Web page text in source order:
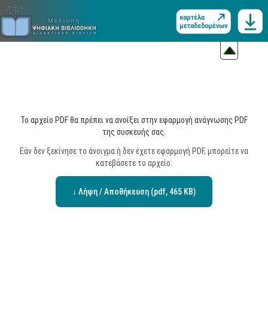
Το αρχείο PDF θα πρέπει να ανοίξει στην εφαρμογή ανάγνωσης PDF
της συσκευής σας.
Εάν δεν ξεκίνησε το άνοιγμα ή δεν έχετε εφαρμογή PDF, μπορείτε να
κατεβάσετε το αρχείο:
↓ Λήψη / Αποθήκευση (pdf, 465 KB)